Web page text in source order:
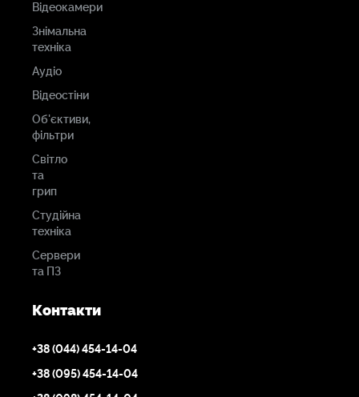
Відеокамери
Знімальна
техніка
Аудіо
Відеостіни
Об'єктиви,
фільтри
Світло
та
грип
Студійна
техніка
Сервери
та ПЗ
Контакти
+38 (044) 454-14-04
+38 (095) 454-14-04